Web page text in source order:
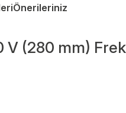
Önerileriniz
(280 mm)